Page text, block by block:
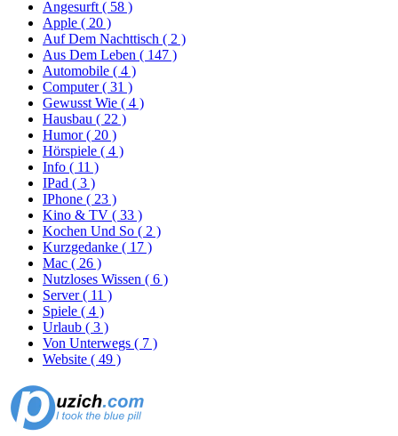
Angesurft ( 58 )
Apple ( 20 )
Auf Dem Nachttisch ( 2 )
Aus Dem Leben ( 147 )
Automobile ( 4 )
Computer( 31 )
Gewusst Wie ( 4 )
Hausbau ( 22 )
Humor( 20 )
Hörspiele ( 4 )
Info ( 11 )
IPad ( 3 )
IPhone ( 23 )
Kino & TV ( 33 )
Kochen Und So ( 2 )
Kurzgedanke ( 17 )
Mac ( 26 )
Nutzloses Wissen ( 6 )
Server( 11 )
Spiele ( 4 )
Urlaub ( 3 )
Von Unterwegs ( 7 )
Website ( 49 )